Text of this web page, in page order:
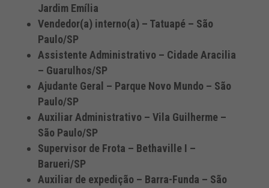
Jardim Emília
Vendedor(a) interno(a) – Tatuapé – São
Paulo/SP
Assistente Administrativo – Cidade Aracilia
– Guarulhos/SP
Ajudante Geral – Parque Novo Mundo – São
Paulo/SP
Auxiliar Administrativo – Vila Guilherme –
São Paulo/SP
Supervisor de Frota – Bethaville I –
Barueri/SP
Auxiliar de expedição – Barra-Funda – São